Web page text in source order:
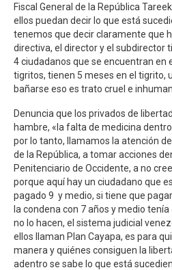
Fiscal General de la República
ellos puedan decir lo que está
tenemos que decir claramente que
directiva, el director y el subdirector
4 ciudadanos que se encuentran en
tigritos, tienen 5 meses en el tigrito,
bañarse eso es trato cruel e
Denuncia que los privados de
hambre, «la falta de medicina
por lo tanto, llamamos la atención
de la República, a tomar acciones
Penitenciario de Occidente, a no
porque aquí hay un ciudadano que
pagado 9 y medio, si tiene que
la condena con 7 años y medio
no lo hacen, el sistema judicial
ellos llaman Plan Cayapa, es para
manera y quiénes consiguen la
adentro se sabe lo que está